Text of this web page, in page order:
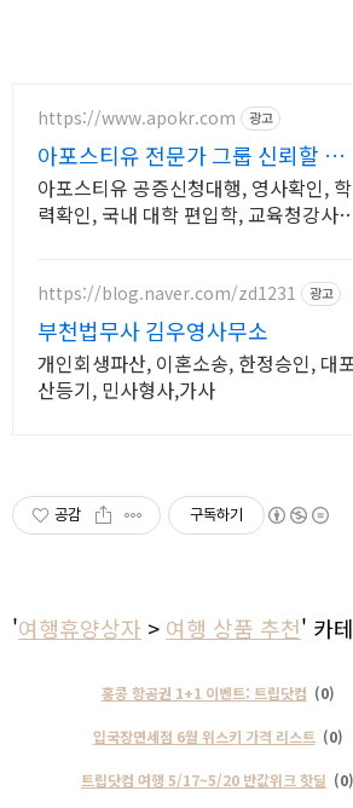
https://www.apokr.com 광고
아포스티유 전문가 그룹 신뢰할 수
있는 에이전시
아포스티유 공증신청대행, 영사확인, 학
력확인, 국내 대학 편입학, 교육청강사
https://blog.naver.com/zd1231 광고
부천법무사 김우영사무소
개인회생파산, 이혼소송, 한정승인, 대
산등기, 민사형사,가사
공감 구독하기
'여행휴양상자 > 여행 상품 추천' 카
홍콩 항공권 1+1 이벤트: 트립닷컴 (0)
입국장면세점 6월 위스키 가격 리스트 (0)
트립닷컴 여행 5/17~5/20 반값위크 핫딜 (0)